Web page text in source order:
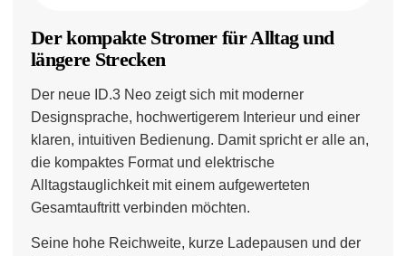
Der kompakte Stromer für Alltag und
längere Strecken
Der neue ID.3 Neo zeigt sich mit moderner
Designsprache, hochwertigerem Interieur und einer
klaren, intuitiven Bedienung. Damit spricht er alle an,
die kompaktes Format und elektrische
Alltagstauglichkeit mit einem aufgewerteten
Gesamtauftritt verbinden möchten.
Seine hohe Reichweite, kurze Ladepausen und der